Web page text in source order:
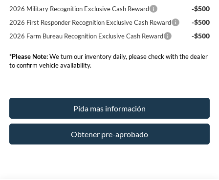
2026 Military Recognition Exclusive Cash Reward -$500
2026 First Responder Recognition Exclusive Cash Reward -$500
2026 Farm Bureau Recognition Exclusive Cash Reward -$500
*Please Note:We turn our inventory daily, please check with the dealer
to confirm vehicle availability.
Pida mas información
Obtener pre-aprobado